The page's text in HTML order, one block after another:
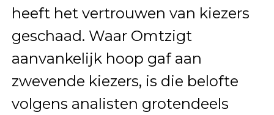
heeft het vertrouwen van kiezers
geschaad. Waar Omtzigt
aanvankelijk hoop gaf aan
zwevende kiezers, is die belofte
volgens analisten grotendeels